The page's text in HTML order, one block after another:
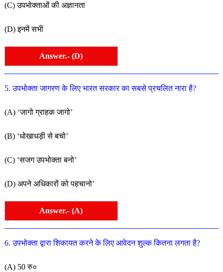
(C) उपभोक्ताओं की अज्ञानता
(D) इनमें सभी
Answer.- (D)
5. उपभोक्ता जागरण के लिए भारत सरकार का सबसे प्रचलित नारा है?
(A) ‘जागो ग्राहक जागो’
(B) ‘धोखाधड़ी से बचो’
(C) ‘सजग उपभोक्ता बनो’
(D) अपने अधिकारों को पहचानो’
Answer.- (A)
6. उपभोक्ता द्वारा शिकायत करने के लिए आवेदन शुल्क कितना लगता है?
(A) 50 रु०